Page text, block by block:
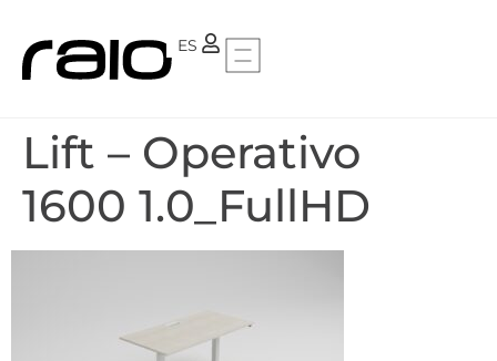
ES
PT
Lift – Operativo
1600 1.0_FullHD